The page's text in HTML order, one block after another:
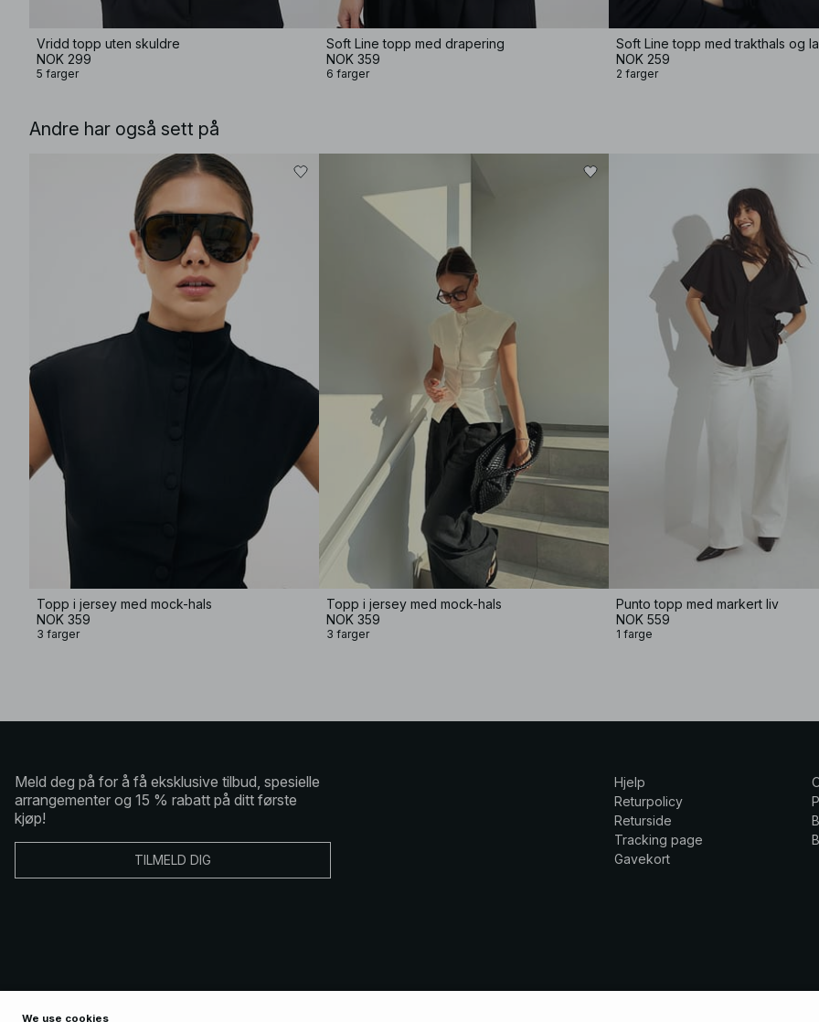
Vridd topp uten skuldre
NOK 299
5 farger
Soft Line topp med drapering
NOK 359
6 farger
Soft Line topp med trakthals og
NOK 259
2 farger
Andre har også sett på
Topp i jersey med mock-hals
NOK 359
3 farger
Topp i jersey med mock-hals
NOK 359
3 farger
Punto topp med markert liv
NOK 559
1 farge
Meld deg på for å få eksklusive tilbud, spesielle
arrangementer og 15 % rabatt på ditt første
kjøp!
TILMELD DIG
Hjelp
Returpolicy
Returside
Tracking page
Gavekort